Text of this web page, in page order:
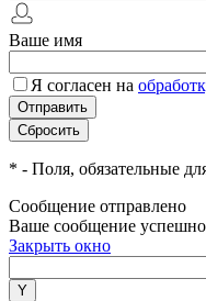
Ваше имя
Я согласен на
* - Поля, обязательные
Сообщение отправлено
Ваше сообщение
Закрыть окно